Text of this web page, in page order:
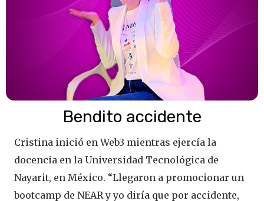
Bendito accidente
Cristina inició en Web3 mientras ejercía la
docencia en la Universidad Tecnológica de
Nayarit, en México. “Llegaron a promocionar un
bootcamp de NEAR y yo diría que por accidente,